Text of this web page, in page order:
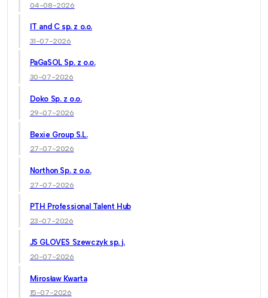
04-08-2026
IT and C sp. z o.o.
31-07-2026
PaGaSOL Sp. z o.o.
30-07-2026
Doko Sp. z o.o.
29-07-2026
Bexie Group S.L.
27-07-2026
Northon Sp. z o.o.
27-07-2026
PTH Professional Talent Hub
23-07-2026
JS GLOVES Szewczyk sp. j.
20-07-2026
Mirosław Kwarta
15-07-2026